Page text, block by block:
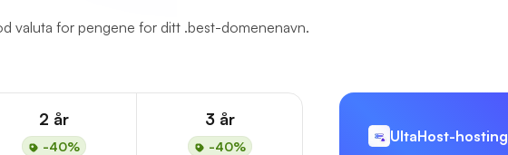
valuta for pengene for ditt .best-domenenavn.
2 år
-40%
3 år
-40%
UltaHost-hosting